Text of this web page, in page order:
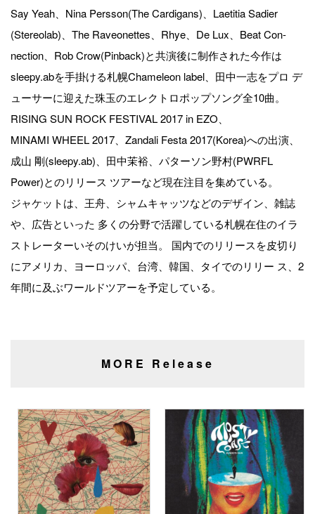
Say Yeah、Nina Persson(The Cardigans)、Laetitia Sadier
(Stereolab)、The Raveonettes、Rhye、De Lux、Beat Con-
nection、Rob Crow(Pinback)と共演後に制作された今作は
sleepy.abを手掛ける札幌Chameleon label、田中一志をプロ デ
ューサーに迎えた珠玉のエレクトロポップソング全10曲。
RISING SUN ROCK FESTIVAL 2017 in EZO、
MINAMI WHEEL 2017、Zandali Festa 2017(Korea)への出演、
成山 剛(sleepy.ab)、田中茉裕、パターソン野村(PWRFL
Power)とのリリース ツアーなど現在注目を集めている。
ジャケットは、王舟、シャムキャッツなどのデザイン、雑誌
や、広告といった 多くの分野で活躍している札幌在住のイラ
ストレーターいそのけいが担当。 国内でのリリースを皮切り
にアメリカ、ヨーロッパ、台湾、韓国、タイでのリリー ス、2
年間に及ぶワールドツアーを予定している。
MORE Release